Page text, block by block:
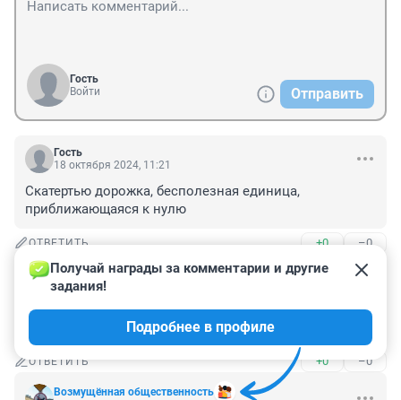
Гость
Войти
Отправить
Гость
18 октября 2024, 11:21
Скатертью дорожка, бесполезная единица,
приближающаяся к нулю
ОТВЕТИТЬ +0 –0
Гость
27 сентября 2024, 18:19
Сдаётся мне, что мы накануне ‘грандиозного шухера’!
ОТВЕТИТЬ +0 –0
Возмущëнная общественность
Получай награды за комментарии и другие
задания!
Подробнее в профиле